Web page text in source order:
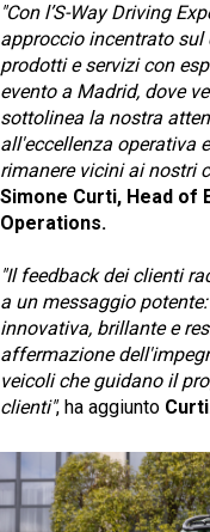
"Con l’S-Way Driving
approccio incentrato
prodotti e servizi con
evento a Madrid, dove
sottolinea la nostra
all'eccellenza operativa
rimanere vicini ai nostri
Simone Curti, Head of
Operations.
"Il feedback dei clienti
a un messaggio
innovativa, brillante e
affermazione
veicoli che guidano il
clienti", ha aggiunto